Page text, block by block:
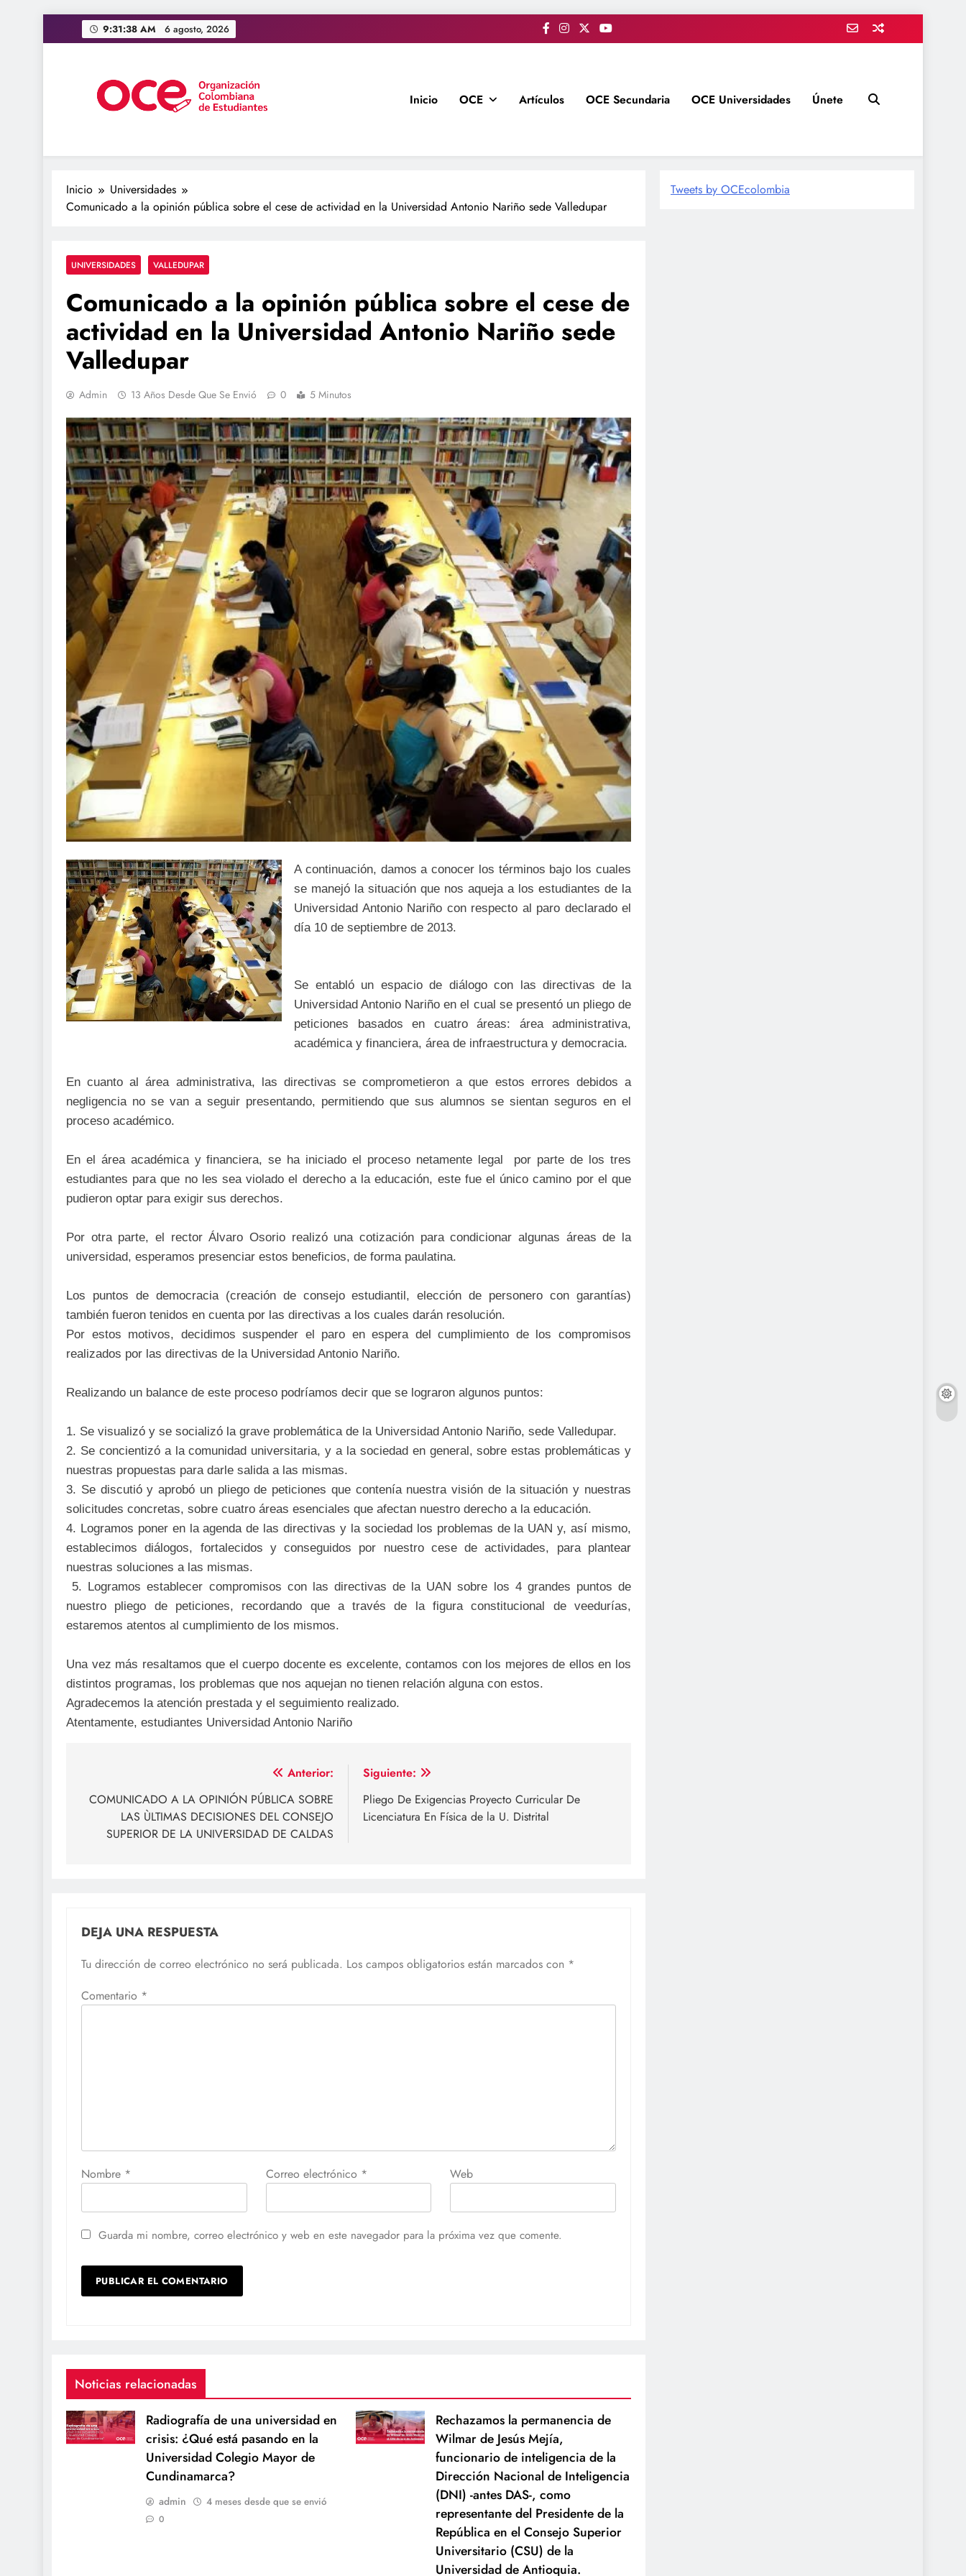
al
9:31:39 AM 6 agosto, 2026
OCE Colombia
Inicio OCE Artículos OCE Secundaria OCE Universidades Únete
Inicio
Universidades
Comunicado a la opinión pública sobre el cese de actividad en la Universidad Antonio Nariño sede Valledupar
UNIVERSIDADES VALLEDUPAR
Comunicado a la opinión pública sobre el cese de
actividad en la Universidad Antonio Nariño sede
Valledupar
Admin 13 Años Desde Que Se Envió 0 5 Minutos
A continuación, damos a conocer los términos bajo los cuales
se manejó la situación que nos aqueja a los estudiantes de la
Universidad Antonio Nariño con respecto al paro declarado el
día 10 de septiembre de 2013.
Se entabló un espacio de diálogo con las directivas de la
Universidad Antonio Nariño en el cual se presentó un pliego de
peticiones basados en cuatro áreas: área administrativa,
académica y financiera, área de infraestructura y democracia.
En cuanto al área administrativa, las directivas se comprometieron a que estos errores debidos a
negligencia no se van a seguir presentando, permitiendo que sus alumnos se sientan seguros en el
proceso académico.
En el área académica y financiera, se ha iniciado el proceso netamente legal por parte de los tres
estudiantes para que no les sea violado el derecho a la educación, este fue el único camino por el que
pudieron optar para exigir sus derechos.
Por otra parte, el rector Álvaro Osorio realizó una cotización para condicionar algunas áreas de la
universidad, esperamos presenciar estos beneficios, de forma paulatina.
Los puntos de democracia (creación de consejo estudiantil, elección de personero con garantías)
también fueron tenidos en cuenta por las directivas a los cuales darán resolución.
Por estos motivos, decidimos suspender el paro en espera del cumplimiento de los compromisos
realizados por las directivas de la Universidad Antonio Nariño.
Realizando un balance de este proceso podríamos decir que se lograron algunos puntos:
1. Se visualizó y se socializó la grave problemática de la Universidad Antonio Nariño, sede Valledupar.
2. Se concientizó a la comunidad universitaria, y a la sociedad en general, sobre estas problemáticas y
nuestras propuestas para darle salida a las mismas.
3. Se discutió y aprobó un pliego de peticiones que contenía nuestra visión de la situación y nuestras
solicitudes concretas, sobre cuatro áreas esenciales que afectan nuestro derecho a la educación.
4. Logramos poner en la agenda de las directivas y la sociedad los problemas de la UAN y, así mismo,
establecimos diálogos, fortalecidos y conseguidos por nuestro cese de actividades, para plantear
nuestras soluciones a las mismas.
5. Logramos establecer compromisos con las directivas de la UAN sobre los 4 grandes puntos de
nuestro pliego de peticiones, recordando que a través de la figura constitucional de veedurías,
estaremos atentos al cumplimiento de los mismos.
Una vez más resaltamos que el cuerpo docente es excelente, contamos con los mejores de ellos en los
distintos programas, los problemas que nos aquejan no tienen relación alguna con estos.
Agradecemos la atención prestada y el seguimiento realizado.
Atentamente, estudiantes Universidad Antonio Nariño
de
entradas
Anterior:
COMUNICADO A LA OPINIÓN PÚBLICA SOBRE
LAS ÙLTIMAS DECISIONES DEL CONSEJO
SUPERIOR DE LA UNIVERSIDAD DE CALDAS
Siguiente:
Pliego De Exigencias Proyecto Curricular De
Licenciatura En Física de la U. Distrital
DEJA UNA RESPUESTA
Tu dirección de correo electrónico no será publicada. Los campos obligatorios están marcados con *
Comentario *
Nombre * Correo electrónico * Web
Guarda mi nombre, correo electrónico y web en este navegador para la próxima vez que comente.
Noticias relacionadas
Radiografía de una universidad en
crisis: ¿Qué está pasando en la
Universidad Colegio Mayor de
Cundinamarca?
admin 4 meses desde que se envió
0
Rechazamos la permanencia de
Wilmar de Jesús Mejía,
funcionario de inteligencia de la
Dirección Nacional de Inteligencia
(DNI) -antes DAS-, como
representante del Presidente de la
República en el Consejo Superior
Universitario (CSU) de la
Universidad de Antioquia.
Tweets by OCEcolombia